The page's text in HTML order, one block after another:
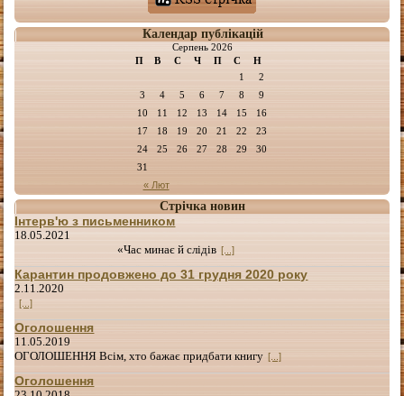
Календар публікацій
Серпень 2026
П
В С Ч П С Н
« Лют
1
2
3
4 5 6 7 8
9
10
11 12 13 14 15
16
17
18 19 20 21 22
23
24
25 26 27 28 29
30
31
Стрічка новин
Інтерв'ю з письменником
18.05.2021
«Час минає й слідів [...]
Карантин продовжено до 31 грудня 2020 року
2.11.2020
[...]
Оголошення
11.05.2019
ОГОЛОШЕННЯ Всім, хто бажає придбати книгу [...]
Оголошення